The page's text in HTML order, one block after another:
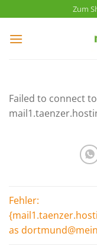
Inhalt
springen
Zum
Failed to connect
Fehler:
as